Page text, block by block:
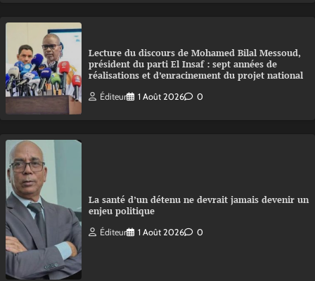
Lecture du discours de Mohamed Bilal Messoud,
président du parti El Insaf : sept années de
réalisations et d’enracinement du projet national
Éditeur 1 Août 2026 0
La santé d’un détenu ne devrait jamais devenir un
enjeu politique
Éditeur 1 Août 2026 0